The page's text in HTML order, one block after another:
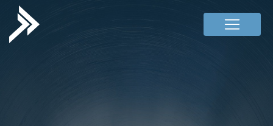
Panneau de gestion des cookies